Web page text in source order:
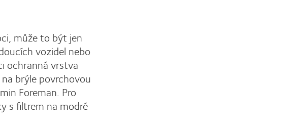
může to být jen
vozidel nebo
ochranná vrstva
brýle povrchovou
Foreman. Pro
s filtrem na modré